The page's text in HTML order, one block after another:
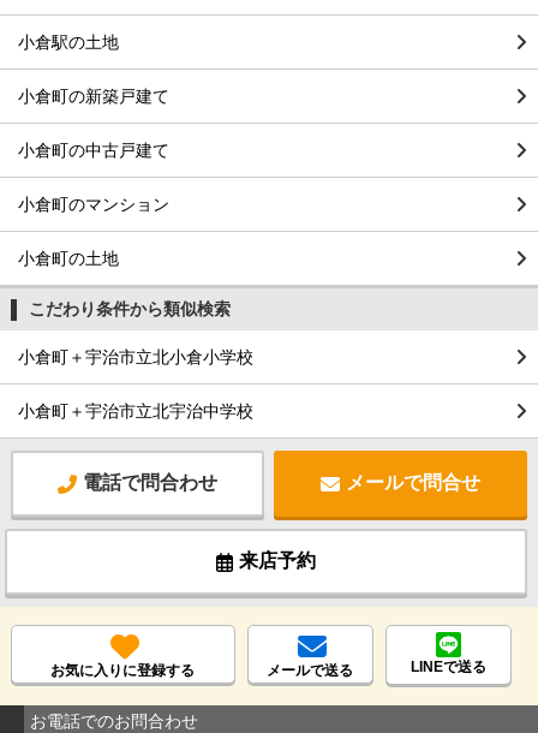
小倉駅の土地
小倉町の新築戸建て
小倉町の中古戸建て
小倉町のマンション
小倉町の土地
こだわり条件から類似検索
小倉町＋宇治市立北小倉小学校
小倉町＋宇治市立北宇治中学校
電話で問合わせ メールで問合せ
来店予約
お気に入りに登録する メールで送る LINEで送る
お電話でのお問合わせ